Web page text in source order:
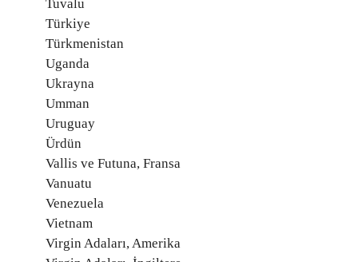
Tuvalu
Türkiye
Türkmenistan
Uganda
Ukrayna
Umman
Uruguay
Ürdün
Vallis ve Futuna, Fransa
Vanuatu
Venezuela
Vietnam
Virgin Adaları, Amerika